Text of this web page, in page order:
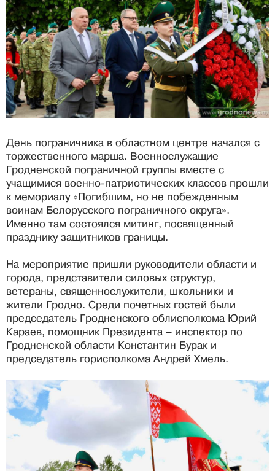
День пограничника в областном центре начался с
торжественного марша. Военнослужащие
Гродненской пограничной группы вместе с
учащимися военно-патриотических классов прошли
к мемориалу «Погибшим, но не побежденным
воинам Белорусского пограничного округа».
Именно там состоялся митинг, посвященный
празднику защитников границы.
На мероприятие пришли руководители области и
города, представители силовых структур,
ветераны, священнослужители, школьники и
жители Гродно. Среди почетных гостей были
председатель Гродненского облисполкома Юрий
Караев, помощник Президента – инспектор по
Гродненской области Константин Бурак и
председатель горисполкома Андрей Хмель.